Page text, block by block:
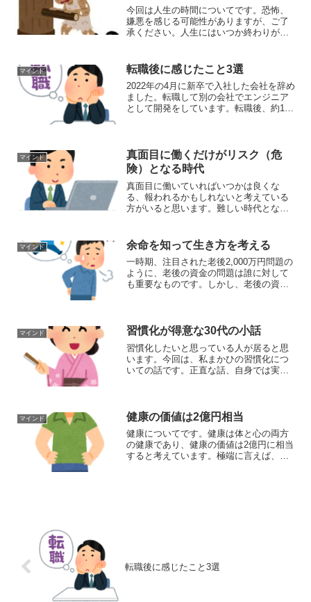
今回は人生の時間についてです。恐怖、
嫌悪を感じる可能性がありますが、ご了
承ください。人生にはいつか終わりがや
中で大半を占めるのが、労働です。初め
て計算した時は、恐怖を感...
マインド 転職後に感じたこと3選
2022年の4月に新卒で入社した会社を辞め
ました。転職して別の会社でエンジニア
として開発をしています。転職後、約1年
るだろうか、スキ...
マインド
真面目に働くだけがリスク（危
険）となる時代
真面目に働いていればいつかは良くな
る、報われるかもしれないと考えている
方がいると思います。難しい時代となり
ようのない現状が発生しています。不安
をかきたてることを意図して...
マインド 余命を知って生き方を考える
一時期、注目された老後2,000万円問題の
ように、老後の資金の問題は誰に対して
も重要なものです。しかし、老後の資金
が正確に分かれば、...
マインド 習慣化が得意な30代の小話
習慣化したいと思っている人が居ると思
います。今回は、私まかひの習慣化につ
いての話です。正直な話、自身では実感
意なようです。リアクション...
マインド 健康の価値は2億円相当
健康についてです。健康は体と心の両方
の健康であり、健康の価値は2億円に相当
すると考えています。極端に言えば、健
転職後に感じたこと3選